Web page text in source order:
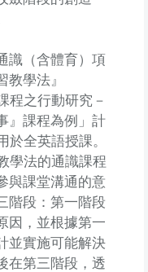
識（含體育）項
學法』
程之行動研究－
』課程為例」計
全英語授課。
學法的通識課程
與課堂溝通的意
階段：第一階段
因，並根據第一
並實施可能解決
在第三階段，透